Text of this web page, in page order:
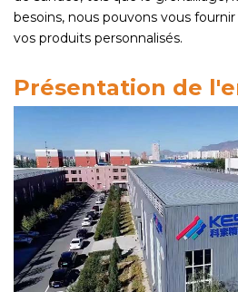
besoins, nous pouvons vous fournir
vos produits personnalisés.
Présentation de